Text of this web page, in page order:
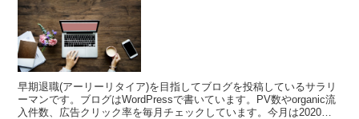
早期退職(アーリーリタイア)を目指してブログを投稿しているサラリ
ーマンです。ブログはWordPressで書いています。PV数やorganic流
入件数、広告クリック率を毎月チェックしています。今月は2020年